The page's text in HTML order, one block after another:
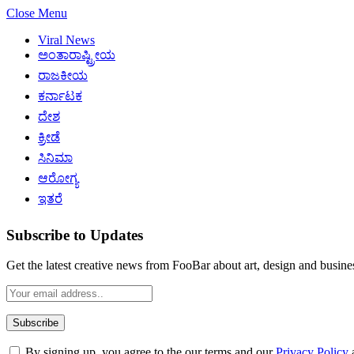
Close Menu
Viral News
ಅಂತಾರಾಷ್ಟ್ರೀಯ
ರಾಜಕೀಯ
ಕರ್ನಾಟಕ
ದೇಶ
ಕ್ರೀಡೆ
ಸಿನಿಮಾ
ಆರೋಗ್ಯ
ಇತರೆ
Subscribe to Updates
Get the latest creative news from FooBar about art, design and